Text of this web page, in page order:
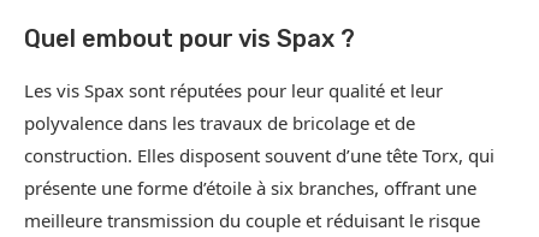
Quel embout pour vis Spax ?
Les vis Spax sont réputées pour leur qualité et leur
polyvalence dans les travaux de bricolage et de
construction. Elles disposent souvent d’une tête Torx, qui
présente une forme d’étoile à six branches, offrant une
meilleure transmission du couple et réduisant le risque